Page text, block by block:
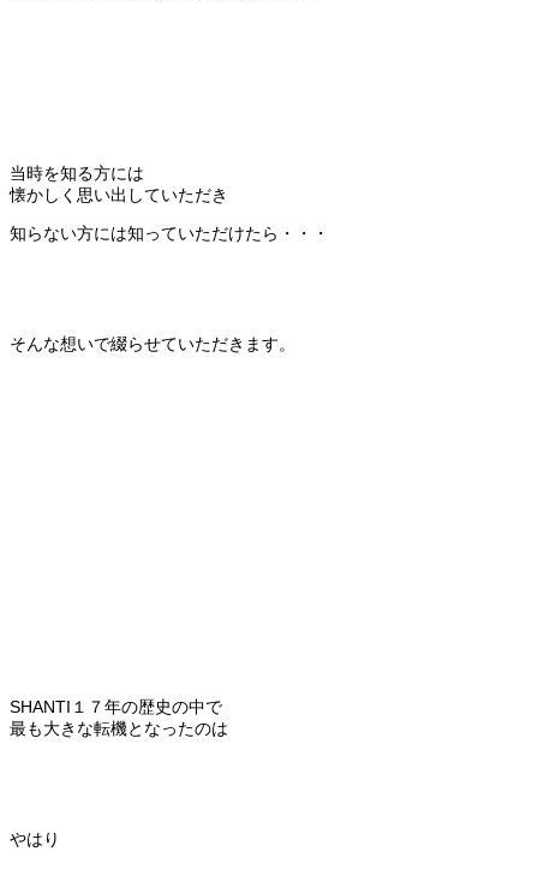
当時を知る方には
懐かしく思い出していただき
知らない方には知っていただけたら・・・
そんな想いで綴らせていただきます。
SHANTI１７年の歴史の中で
最も大きな転機となったのは
やはり